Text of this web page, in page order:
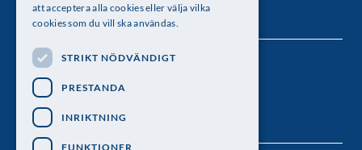
Telefon: 08-673 95 00
Följ oss
att acceptera alla cookies eller välja vilka
cookies som du vill ska användas.
STRIKT NÖDVÄNDIGT
PRESTANDA
INRIKTNING
FUNKTIONER